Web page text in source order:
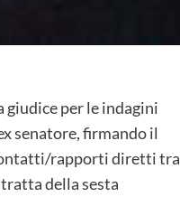
giudice per le indagini
senatore, firmando il
rapporti diretti tra
della sesta